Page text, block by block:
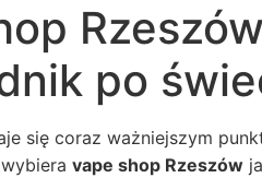
po
się coraz ważniejszym
vape shop Rzeszów